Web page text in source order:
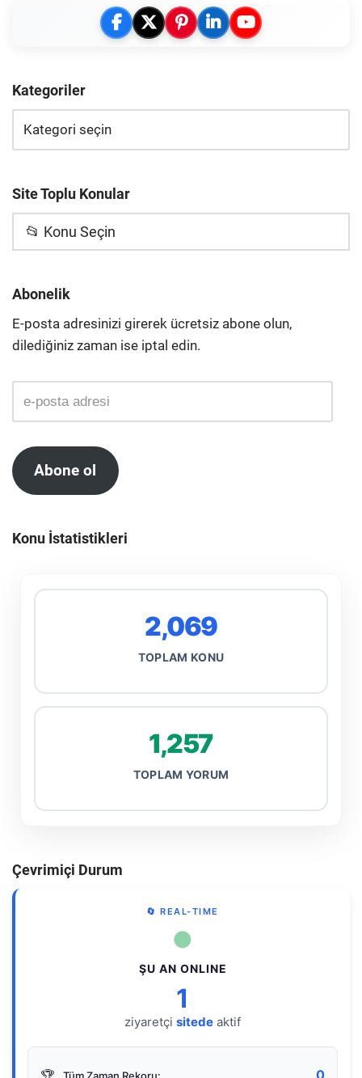
Kategoriler
Site Toplu Konular
📂 Konu Seçin
Abonelik
E-posta adresinizi girerek ücretsiz abone olun,
dilediğiniz zaman ise iptal edin.
Abone ol
Konu İstatistikleri
2,069
TOPLAM KONU
1,257
TOPLAM YORUM
Çevrimiçi Durum
🔄 REAL-TIME
●
ŞU AN ONLINE
1
ziyaretçi sitede aktif
Tüm Zaman Rekoru: 0